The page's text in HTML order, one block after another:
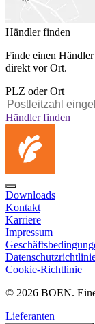
Händler finden
Finde einen
direkt vor Ort.
PLZ oder Ort
Händler finden
Downloads
Kontakt
Karriere
Impressum
Cookie-Richtlinie
© 2026 BOEN.
Lieferanten